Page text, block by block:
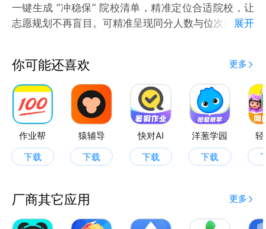
一键生成 “冲稳保” 院校清单，精准定位合适院校，让
志愿规划不再盲目。可精准呈现同分人数与位次区间，
方案，让每一分都发挥最大价值，助你轻松踏入理想高
校大门！
展开
你可能还喜欢 更多
作业帮
下载
猿辅导
下载
快对AI
下载
洋葱学园
下载
厂商其它应用 更多